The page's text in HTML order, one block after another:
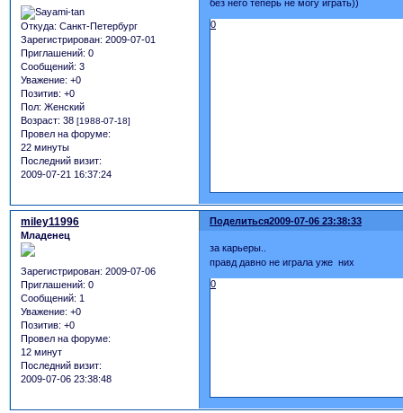
Откуда: Санкт-Петербург
Зарегистрирован: 2009-07-01
Приглашений: 0
Сообщений: 3
Уважение: +0
Позитив: +0
Пол: Женский
Возраст: 38 [1988-07-18]
Провел на форуме:
22 минуты
Последний визит:
2009-07-21 16:37:24
без него теперь не могу играть))
0
Поделиться2009-07-06 23:38:33
miley11996
Младенец
Зарегистрирован: 2009-07-06
Приглашений: 0
Сообщений: 1
Уважение: +0
Позитив: +0
Провел на форуме:
12 минут
Последний визит:
2009-07-06 23:38:48
за карьеры..
правд давно не играла уже них
0